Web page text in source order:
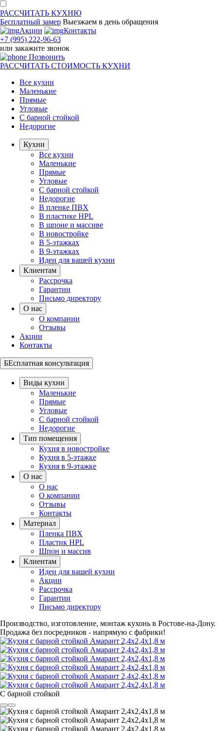
РАССЧИТАТЬ КУХНЮ
Бесплатный замер Выезжаем в день обращения
Акции
Контакты
+7 (995) 222-96-63
или закажите звонок
Позвонить
РАССЧИТАТЬ СТОИМОСТЬ КУХНИ
Все кухни
Маленькие
Прямые
Угловые
С барной стойкой
Недорогие
Кухни
Все кухни
Маленькие
Прямые
Угловые
С барной стойкой
Недорогие
В пленке ПВХ
В пластике HPL
В шпоне и массиве
В новостройке
В 5-этажках
В 9-этажках
Идеи для вашей кухни
Клиентам
Рассрочка
Гарантии
Письмо директору
О нас
О компании
Отзывы
Акции
Контакты
БЕсплатная консультация
Виды кухни
Маленькие
Прямые
Угловые
С барной стойкой
Недорогие
Тип помещения
Кухня в новостройке
Кухня в 5-этажке
Кухня в 9-этажке
О нас
О нас
О компании
Отзывы
Контакты
Материал
Пленка ПВХ
Пластик HPL
Шпон и массив
Клиентам
Идеи для вашей кухни
Акции
Рассрочка
Гарантии
Письмо директору
Производство, изготовление, монтаж кухонь в Ростове-на-Дону.
Продажа без посредников - напрямую с фабрики!
С барной стойкой